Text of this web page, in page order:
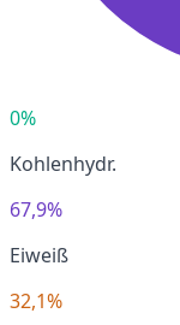
0%
Kohlenhydr.
67,9%
Eiweiß
32,1%